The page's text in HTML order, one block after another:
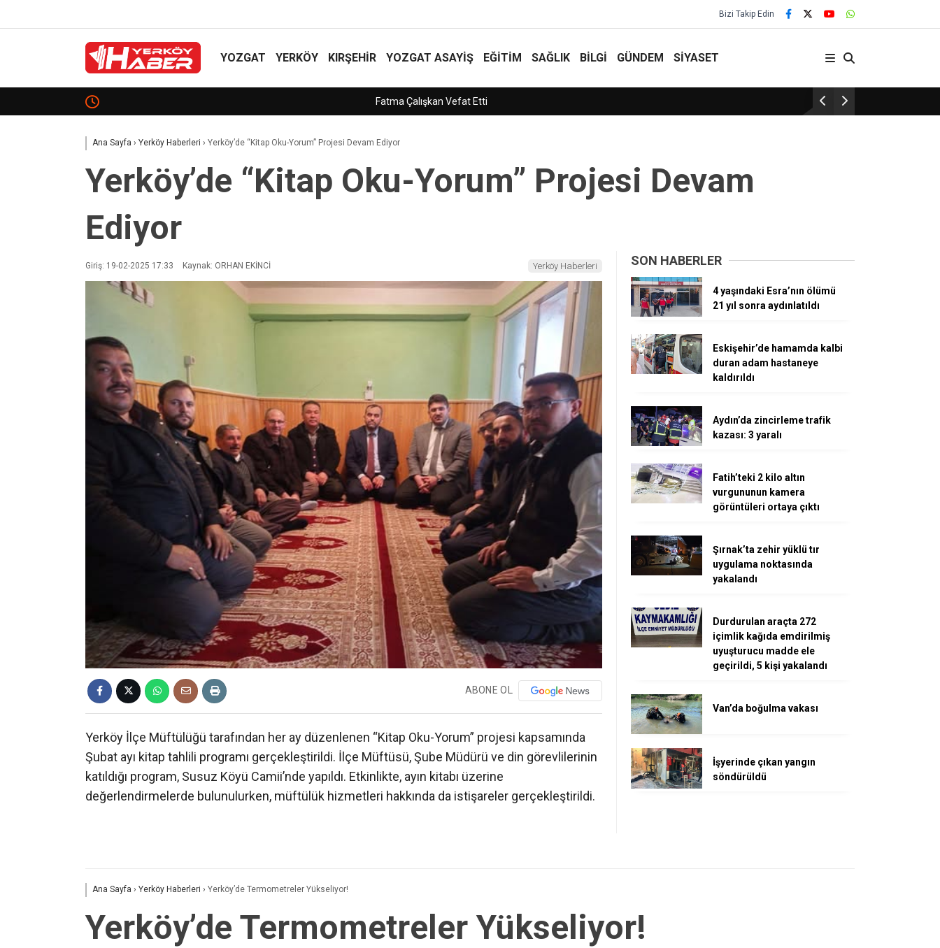
Bizi Takip Edin
YOZGAT YERKÖY KIRŞEHİR YOZGAT ASAYIŞ EĞİTİM SAĞLIK BİLGİ GÜNDEM SİYASET
Yerköy’de Termometreler Yükseliyor!
Ana Sayfa › Yerköy Haberleri › Yerköy’de “Kitap Oku-Yorum” Projesi Devam Ediyor
Yerköy’de “Kitap Oku-Yorum” Projesi Devam
Ediyor
Giriş: 19-02-2025 17:33 Kaynak: ORHAN EKİNCİ Yerköy Haberleri
ABONE OL
Yerköy İlçe Müftülüğü tarafından her ay düzenlenen “Kitap Oku-Yorum” projesi kapsamında
Şubat ayı kitap tahlili programı gerçekleştirildi. İlçe Müftüsü, Şube Müdürü ve din görevlilerinin
katıldığı program, Susuz Köyü Camii’nde yapıldı. Etkinlikte, ayın kitabı üzerine
değerlendirmelerde bulunulurken, müftülük hizmetleri hakkında da istişareler gerçekleştirildi.
SON HABERLER
4 yaşındaki Esra’nın ölümü
21 yıl sonra aydınlatıldı
Eskişehir’de hamamda kalbi
duran adam hastaneye
kaldırıldı
Aydın’da zincirleme trafik
kazası: 3 yaralı
Fatih’teki 2 kilo altın
vurgununun kamera
görüntüleri ortaya çıktı
Şırnak’ta zehir yüklü tır
uygulama noktasında
yakalandı
Durdurulan araçta 272
içimlik kağıda emdirilmiş
uyuşturucu madde ele
geçirildi, 5 kişi yakalandı
Van’da boğulma vakası
İşyerinde çıkan yangın
söndürüldü
Ana Sayfa › Yerköy Haberleri › Yerköy’de Termometreler Yükseliyor!
Yerköy’de Termometreler Yükseliyor!